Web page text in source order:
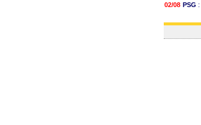
02/08 PSG
01/08